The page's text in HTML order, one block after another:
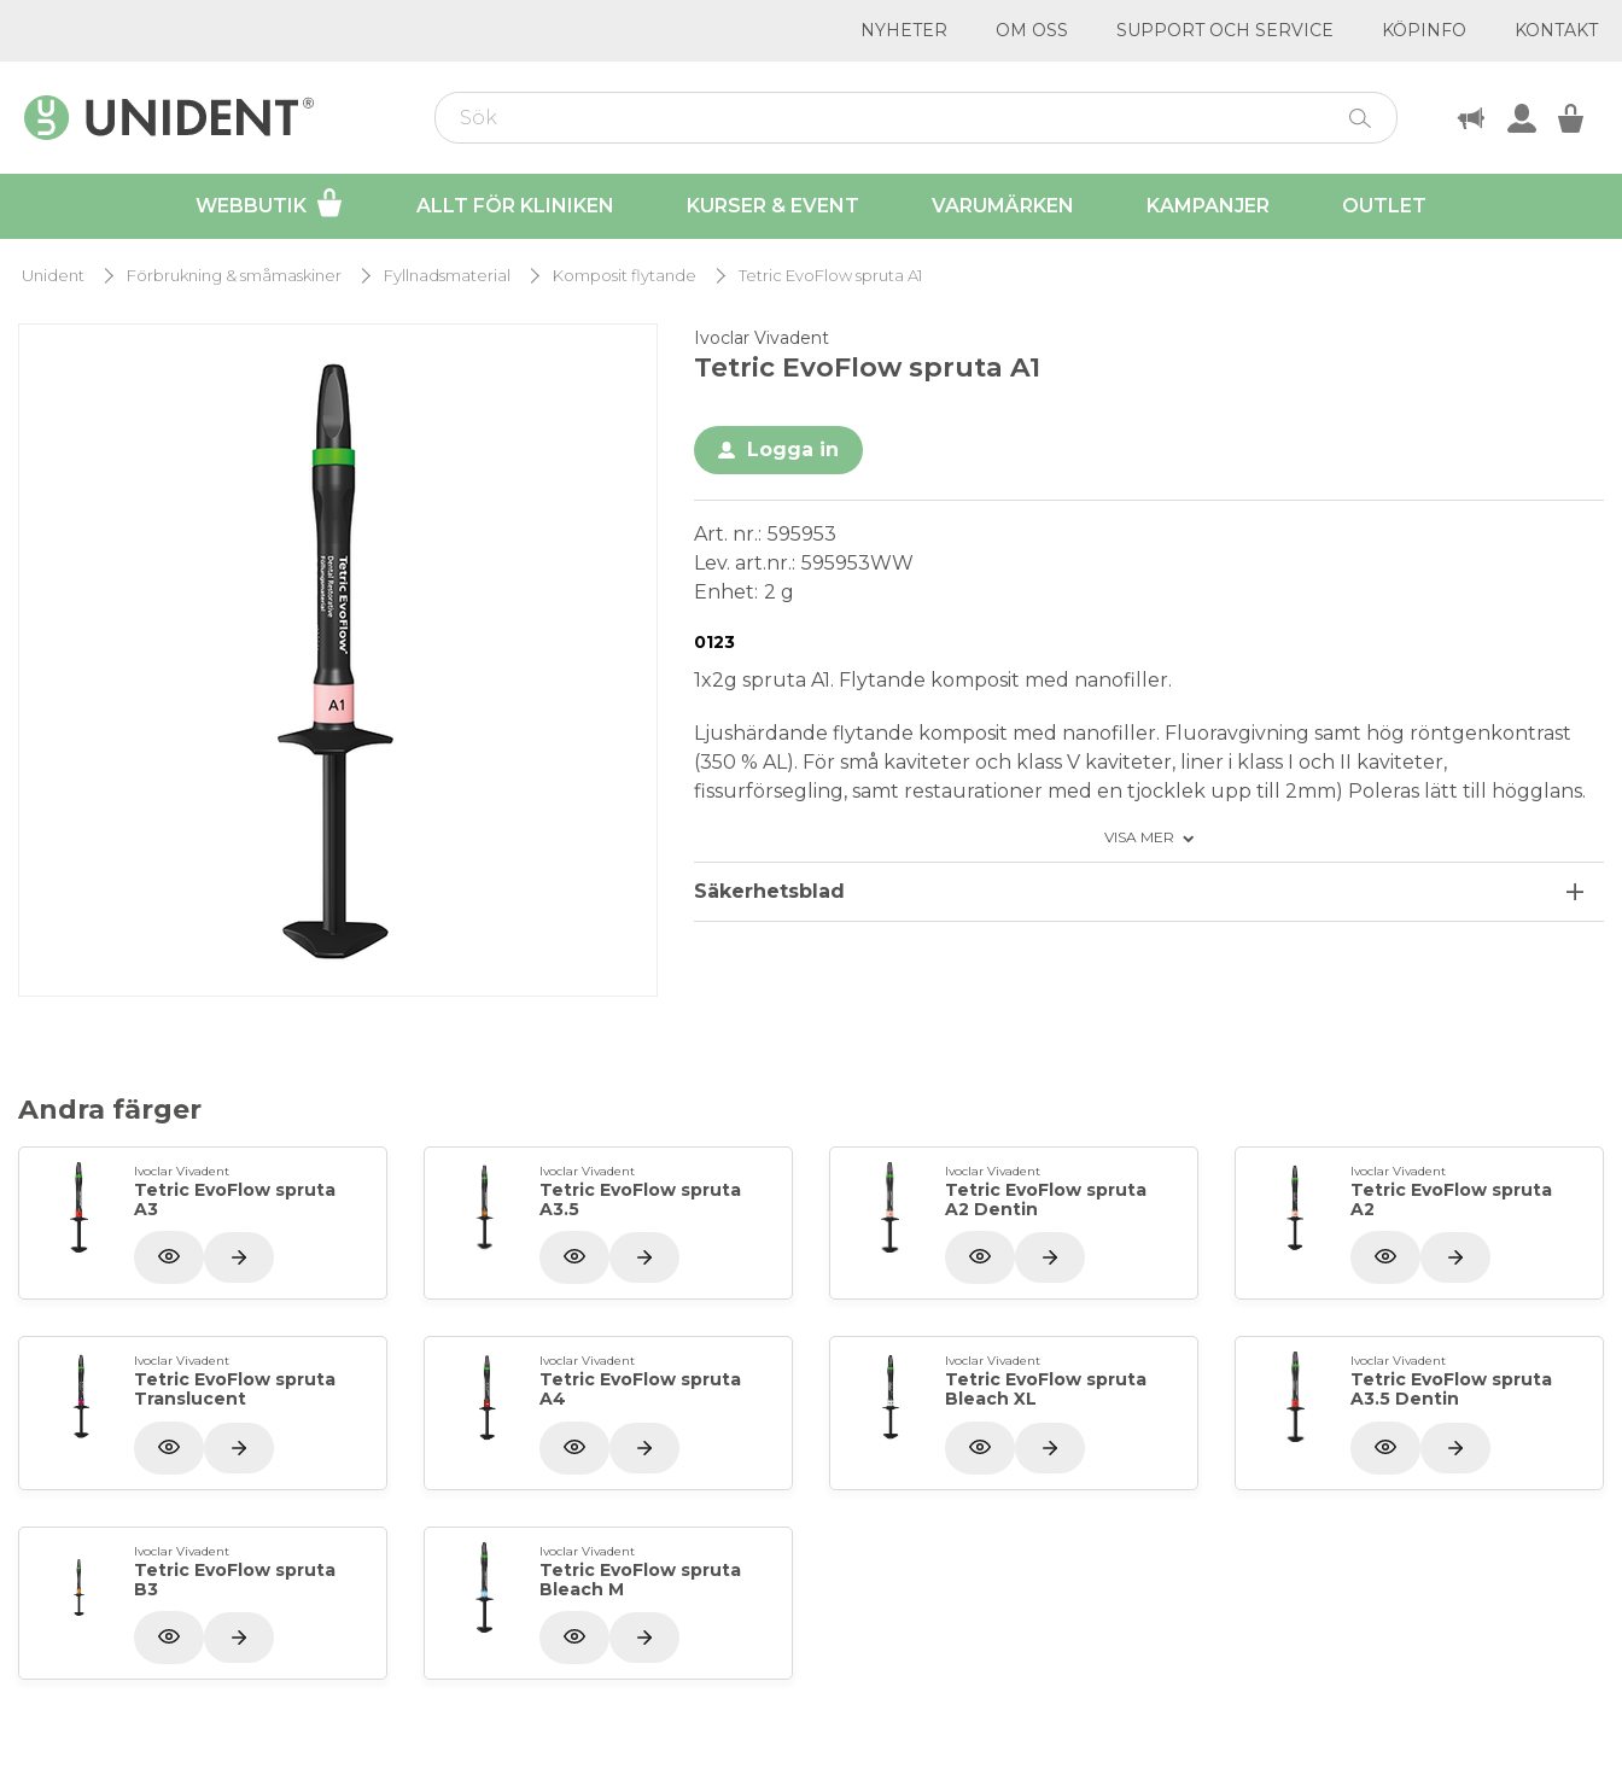
NYHETER OM OSS SUPPORT OCH SERVICE KÖPINFO KONTAKT
WEBBUTIK ALLT FÖR KLINIKEN KURSER & EVENT VARUMÄRKEN KAMPANJER OUTLET
Unident Förbrukning & småmaskiner Fyllnadsmaterial Komposit flytande Tetric EvoFlow spruta A1
Ivoclar Vivadent
Tetric EvoFlow spruta A1
Logga in
Art. nr. 595953
Lev. art.nr. 595953WW
Enhet 2 g
Medical Device
0123
1x2g spruta A1. Flytande komposit med nanofiller.
Ljushärdande flytande komposit med nanofiller. Fluoravgivning samt hög röntgenkontrast
(350 % AL). För små kaviteter och klass V kaviteter, liner i klass I och II kaviteter,
fissurförsegling, samt restaurationer med en tjocklek upp till 2mm) Poleras lätt till högglans.
VISA MER
Säkerhetsblad
Andra färger
Ivoclar Vivadent
Tetric EvoFlow spruta
A3
Ivoclar Vivadent
Tetric EvoFlow spruta
A3.5
Ivoclar Vivadent
Tetric EvoFlow spruta
A2 Dentin
Ivoclar Vivadent
Tetric EvoFlow spruta
A2
Ivoclar Vivadent
Tetric EvoFlow spruta
Translucent
Ivoclar Vivadent
Tetric EvoFlow spruta
A4
Ivoclar Vivadent
Tetric EvoFlow spruta
Bleach XL
Ivoclar Vivadent
Tetric EvoFlow spruta
A3.5 Dentin
Ivoclar Vivadent
Tetric EvoFlow spruta
B3
Ivoclar Vivadent
Tetric EvoFlow spruta
Bleach M